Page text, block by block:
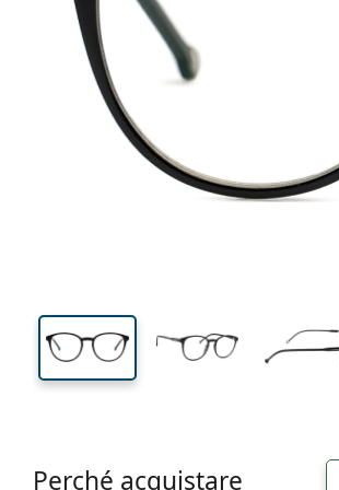
Larghezza montatura
44 mm
Altezza lente Diametro
Perché acquistare